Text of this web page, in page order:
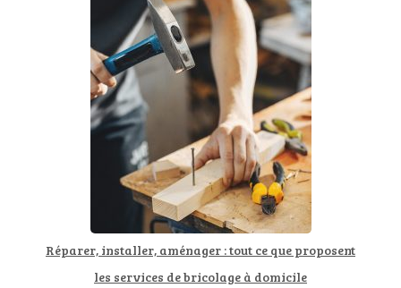
Réparer, installer, aménager : tout ce que proposent
les services de bricolage à domicile